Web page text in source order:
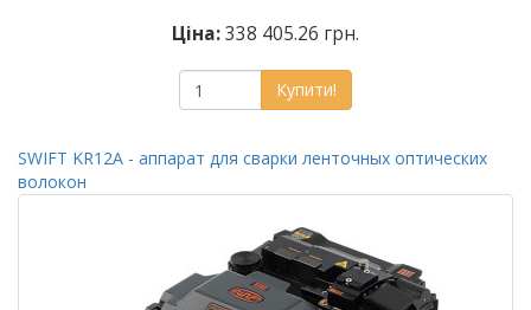
Ціна:338 405.26 грн.
Купити!
SWIFT KR12A - аппарат для сварки ленточных оптических
волокон